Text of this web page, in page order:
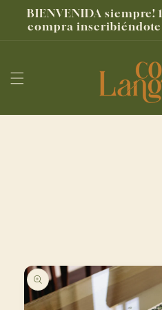
directamente
al contenido
BIENVENIDA siempre!
compra